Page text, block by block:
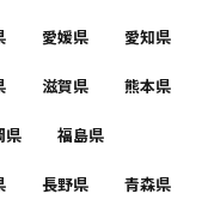
愛媛県 愛知県
滋賀県 熊本県
県 福島県
長野県 青森県